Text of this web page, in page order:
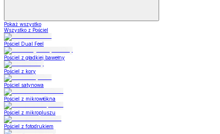
Pokaż wszystko
Wszystko z Pościel
Pościel Dual Feel
Pościel z gładkiej bawełny
Pościel z kory
Pościel satynowa
Pościel z mikrowłókna
Pościel z mikropluszu
Pościel z fotodrukiem